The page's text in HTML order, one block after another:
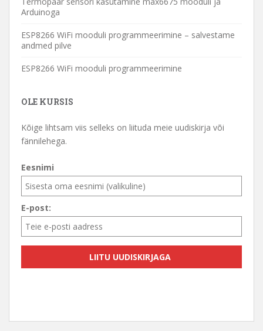
Arduinoga
ESP8266 WiFi mooduli programmeerimine – salvestame
andmed pilve
ESP8266 WiFi mooduli programmeerimine
OLE KURSIS
Kõige lihtsam viis selleks on liituda meie uudiskirja või
fännilehega.
Eesnimi
E-post: